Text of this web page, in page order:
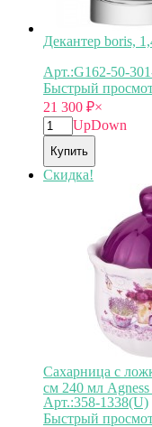
Декантер boris,
Арт.:G162-50-
Быстрый
21 300 ₽×
UpDown
Купить
Скидка!
Сахарница с
см 240 мл
Арт.:358-1338(U)
Быстрый